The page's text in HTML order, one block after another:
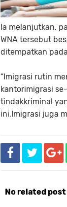
Ia melanjutkan,
WNA tersebut
ditempatkan
“Imigrasi rutin
kantorimigrasi
tindakkriminal
ini,Imigrasi juga
No related